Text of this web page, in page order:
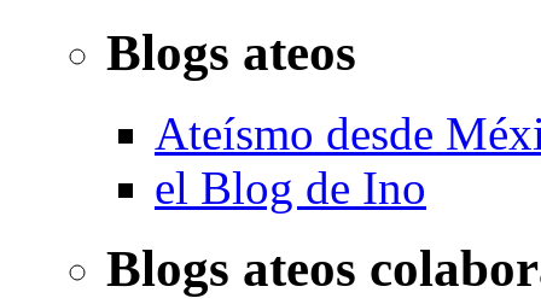
Blogs ateos
Ateísmo desde
el Blog de Ino
Blogs ateos